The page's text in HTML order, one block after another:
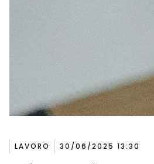
LAVORO 30/06/2025 13:30